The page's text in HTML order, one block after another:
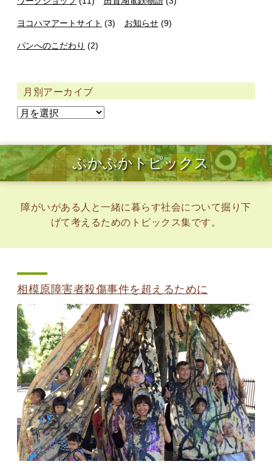
ヨコハマアートサイト (3) お知らせ(9)
パンへのこだわり (2)
月別アーカイブ
ぷかぷかトピックス
障がいがある人と一緒に暮らす社会について掘り下
げて考えるためのトピックス集です。
相模原障害者殺傷事件を超えるために